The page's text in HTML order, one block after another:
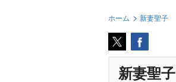
ホーム 新妻聖子
新妻聖子